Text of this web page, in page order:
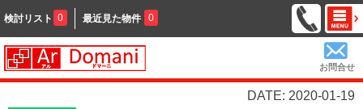
検討リスト 0 最近見た物件 0
お問合せ
DATE: 2020-01-19